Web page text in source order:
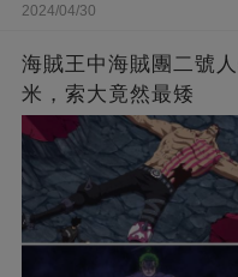
2024/04/30
海賊王中海賊團二號
米，索大竟然最矮